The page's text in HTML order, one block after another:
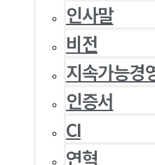
인사말
비전
지속가능경
인증서
CI
연혁